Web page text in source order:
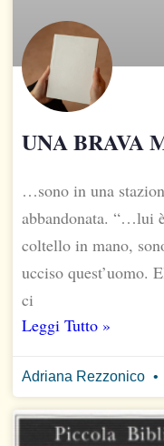
UNA BRAVA
…sono in una
abbandonata. “…lui
coltello in mano,
ucciso quest’uomo.
ci
Leggi Tutto »
Adriana Rezzonico